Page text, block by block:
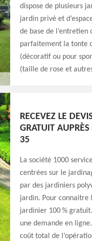
dispose de plusieurs
jardin privé et
de base de l’entretien
parfaitement la tonte
(décoratif ou pour
(taille de rose et
RECEVEZ LE
GRATUIT
35
La société 1000
centrées sur le
par des jardiniers
jardin. Pour connaitre
jardinier 100 %
une demande en
coût total de